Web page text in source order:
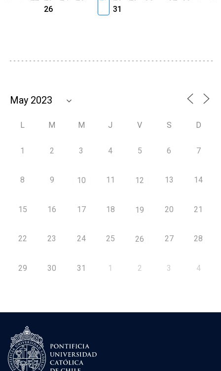
26
31
L M M J V S D
1 2 3 4 5 6 7
8 9 10 11 12 13 14
15 16 17 18 19 20 21
22 23 24 25 26 27 28
29 30 31 1 2 3 4